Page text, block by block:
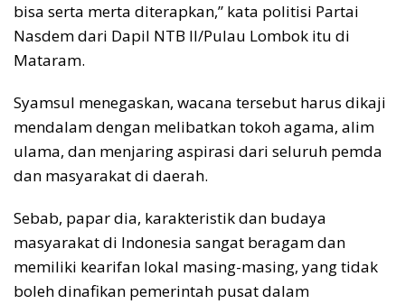
bisa serta merta diterapkan,” kata politisi Partai
Nasdem dari Dapil NTB II/Pulau Lombok itu di
Mataram.
Syamsul menegaskan, wacana tersebut harus dikaji
mendalam dengan melibatkan tokoh agama, alim
ulama, dan menjaring aspirasi dari seluruh pemda
dan masyarakat di daerah.
Sebab, papar dia, karakteristik dan budaya
masyarakat di Indonesia sangat beragam dan
memiliki kearifan lokal masing-masing, yang tidak
boleh dinafikan pemerintah pusat dalam